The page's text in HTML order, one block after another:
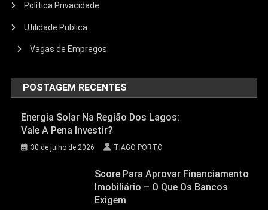
Política Privacidade
Utilidade Publica
Vagas de Empregos
POSTAGEM RECENTES
Energia Solar Na Região Dos Lagos:
Vale A Pena Investir?
30 de julho de 2026 TIAGO PORTO
Score Para Aprovar Financiamento
Imobiliário – O Que Os Bancos
Exigem